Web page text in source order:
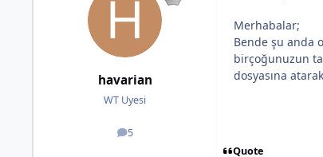
havarian
WT Uyesi
5
posts
Merhabalar;
Bende şu anda
birçoğunuzun
dosyasına
Quote